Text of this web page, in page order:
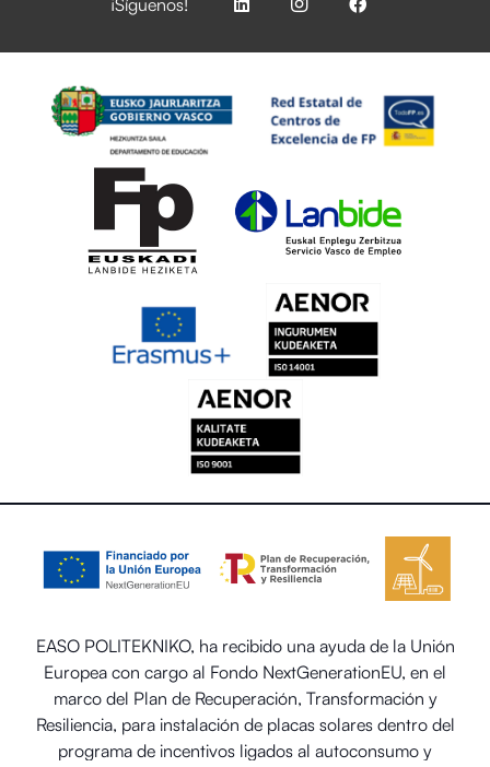
EASO POLITEKNIKO, ha recibido una ayuda de la Unión
Europea con cargo al Fondo NextGenerationEU, en el
marco del Plan de Recuperación, Transformación y
Resiliencia, para instalación de placas solares dentro del
programa de incentivos ligados al autoconsumo y